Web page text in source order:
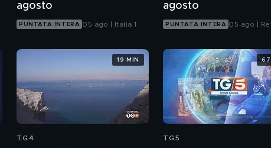
agosto
PUNTATA INTERA 05 ago | Italia 1
agosto
PUNTATA INTERA 05 ago |
TG4
19 MIN
TG5
67